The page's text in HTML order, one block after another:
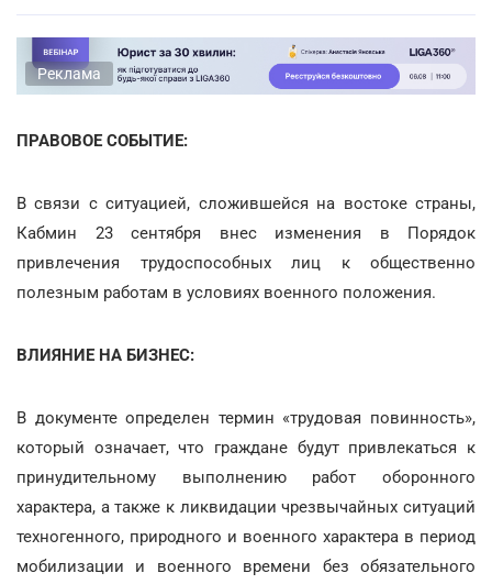
Реклама
ПРАВОВОЕ СОБЫТИЕ:
В связи с ситуацией, сложившейся на востоке страны,
Кабмин 23 сентября внес изменения в Порядок
привлечения трудоспособных лиц к общественно
полезным работам в условиях военного положения.
ВЛИЯНИЕ НА БИЗНЕС:
В документе определен термин «трудовая повинность»,
который означает, что граждане будут привлекаться к
принудительному выполнению работ оборонного
характера, а также к ликвидации чрезвычайных ситуаций
техногенного, природного и военного характера в период
мобилизации и военного времени без обязательного